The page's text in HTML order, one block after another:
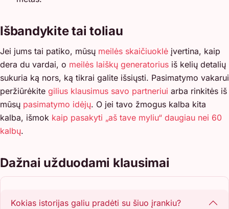
Išbandykite tai toliau
Jei jums tai patiko, mūsų meilės skaičiuoklė įvertina, kaip
dera du vardai, o meilės laiškų generatorius iš kelių detalių
sukuria ką nors, ką tikrai galite išsiųsti. Pasimatymo vakarui
peržiūrėkite gilius klausimus savo partneriui arba rinkitės iš
mūsų pasimatymo idėjų. O jei tavo žmogus kalba kita
kalba, išmok kaip pasakyti „aš tave myliu“ daugiau nei 60
kalbų.
Dažnai užduodami klausimai
Kokias istorijas galiu pradėti su šiuo įrankiu?